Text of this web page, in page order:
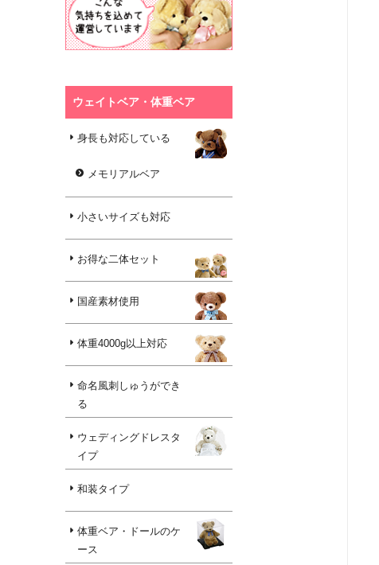
ウェイトベア・体重ベア
身長も対応している
メモリアルベア
小さいサイズも対応
お得な二体セット
国産素材使用
体重4000g以上対応
命名風刺しゅうができ
る
ウェディングドレスタ
イプ
和装タイプ
体重ベア・ドールのケ
ース